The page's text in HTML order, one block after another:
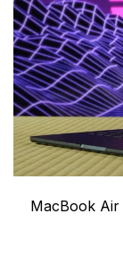
MacBook